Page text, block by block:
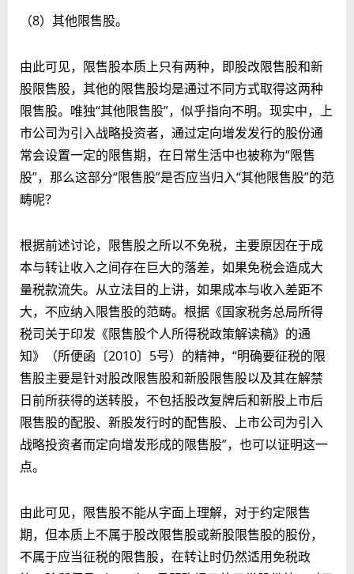
（8）其他限售股。
由此可见，限售股本质上只有两种，即股改限售股和新
股限售股，其他的限售股均是通过不同方式取得这两种
限售股。唯独“其他限售股”，似乎指向不明。现实中，上
市公司为引入战略投资者，通过定向增发发行的股份通
常会设置一定的限售期，在日常生活中也被称为“限售
股”，那么这部分“限售股”是否应当归入“其他限售股”的范
畴呢？
根据前述讨论，限售股之所以不免税，主要原因在于成
本与转让收入之间存在巨大的落差，如果免税会造成大
量税款流失。从立法目的上讲，如果成本与收入差距不
大，不应纳入限售股的范畴。根据《国家税务总局所得
税司关于印发《限售股个人所得税政策解读稿》的通
知》（所便函〔2010〕5号）的精神，“明确要征税的限
售股主要是针对股改限售股和新股限售股以及其在解禁
日前所获得的送转股，不包括股改复牌后和新股上市后
限售股的配股、新股发行时的配售股、上市公司为引入
战略投资者而定向增发形成的限售股”，也可以证明这一
点。
由此可见，限售股不能从字面上理解，对于约定限售
期，但本质上不属于股改限售股或新股限售股的股份，
不属于应当征税的限售股，在转让时仍然适用免税政